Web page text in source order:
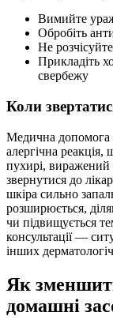
Вимийте
Обробіть
Не
Прикладіть
свербежу
Коли
Медична допомога
алергічна
пухирі, виражений
звернутися до
шкіра сильно
розширюється,
чи підвищується
консультації —
інших
Як
домашні